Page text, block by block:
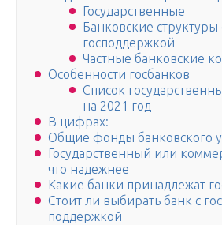
Государственные
Банковские структуры
господдержкой
Частные банковские
Особенности госбанков
Список
на 2021 год
В цифрах:
Общие фонды банковского
Государственный или
что надежнее
Какие банки принадлежат
Стоит ли выбирать банк с
поддержкой